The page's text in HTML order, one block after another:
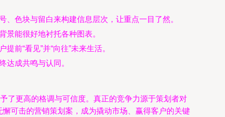
、色块与留白来构建信息层次，让重点一目了然。
景能很好地衬托各种图表。
前“看见”并“向往”未来生活。
达成共鸣与认同。
了更高的格调与可信度。真正的竞争力源于策划者对
可击的营销策划案，成为撬动市场、赢得客户的关键